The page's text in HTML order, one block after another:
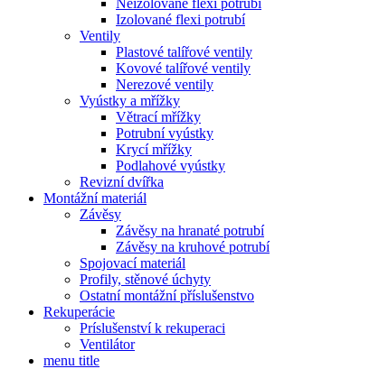
Neizolované flexi potrubí
Izolované flexi potrubí
Ventily
Plastové talířové ventily
Kovové talířové ventily
Nerezové ventily
Vyústky a mřížky
Větrací mřížky
Potrubní vyústky
Krycí mřížky
Podlahové vyústky
Revizní dvířka
Montážní materiál
Závěsy
Závěsy na hranaté potrubí
Závěsy na kruhové potrubí
Spojovací materiál
Profily, stěnové úchyty
Ostatní montážní příslušenstvo
Rekuperácie
Príslušenství k rekuperaci
Ventilátor
menu title